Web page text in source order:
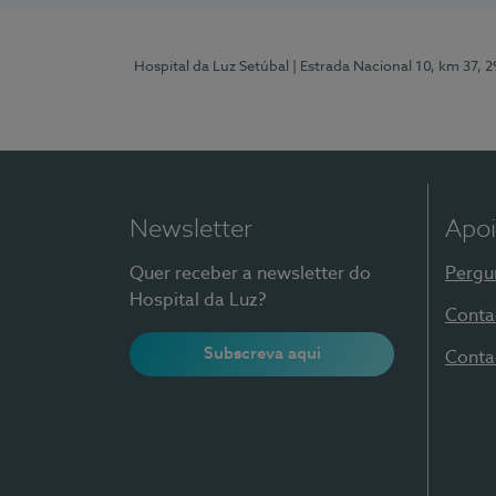
Hospital da Luz Setúbal | Estrada Nacional 10, km 37,
Newsletter
Quer receber a newsletter do
Hospital da Luz?
Subscreva aqui